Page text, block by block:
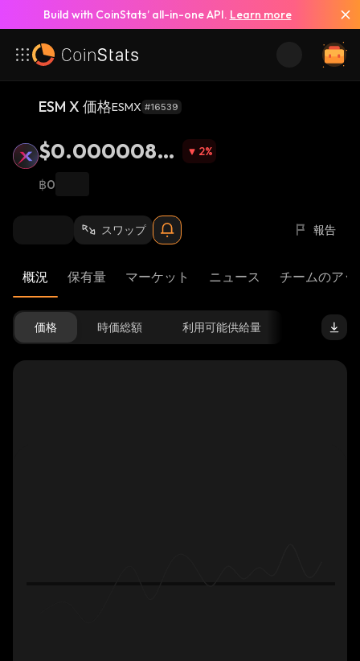
Build with CoinStats’ all-in-one API. Learn more
ESM X 価格ESMX #16539
$0.0000080
54
2%
฿0
スワップ 報告
概況 保有量 マーケット ニュース チームのア
価格 時価総額 利用可能供給量